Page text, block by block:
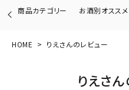
商品カテゴリー お酒別オススメ
HOME りえさんのレビュー
りえさ